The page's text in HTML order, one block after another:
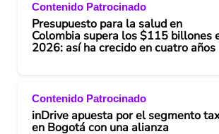
Contenido Patrocinado
Presupuesto para la salud en
Colombia supera los $115 billones
2026: así ha crecido en cuatro años
Contenido Patrocinado
inDrive apuesta por el segmento
en Bogotá con una alianza